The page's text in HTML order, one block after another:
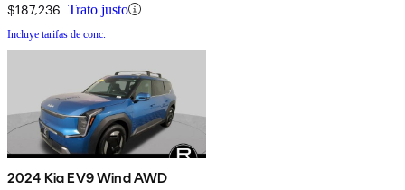
$187,236 Trato justo
Incluye tarifas de conc.
2024 Kia EV9 Wind AWD